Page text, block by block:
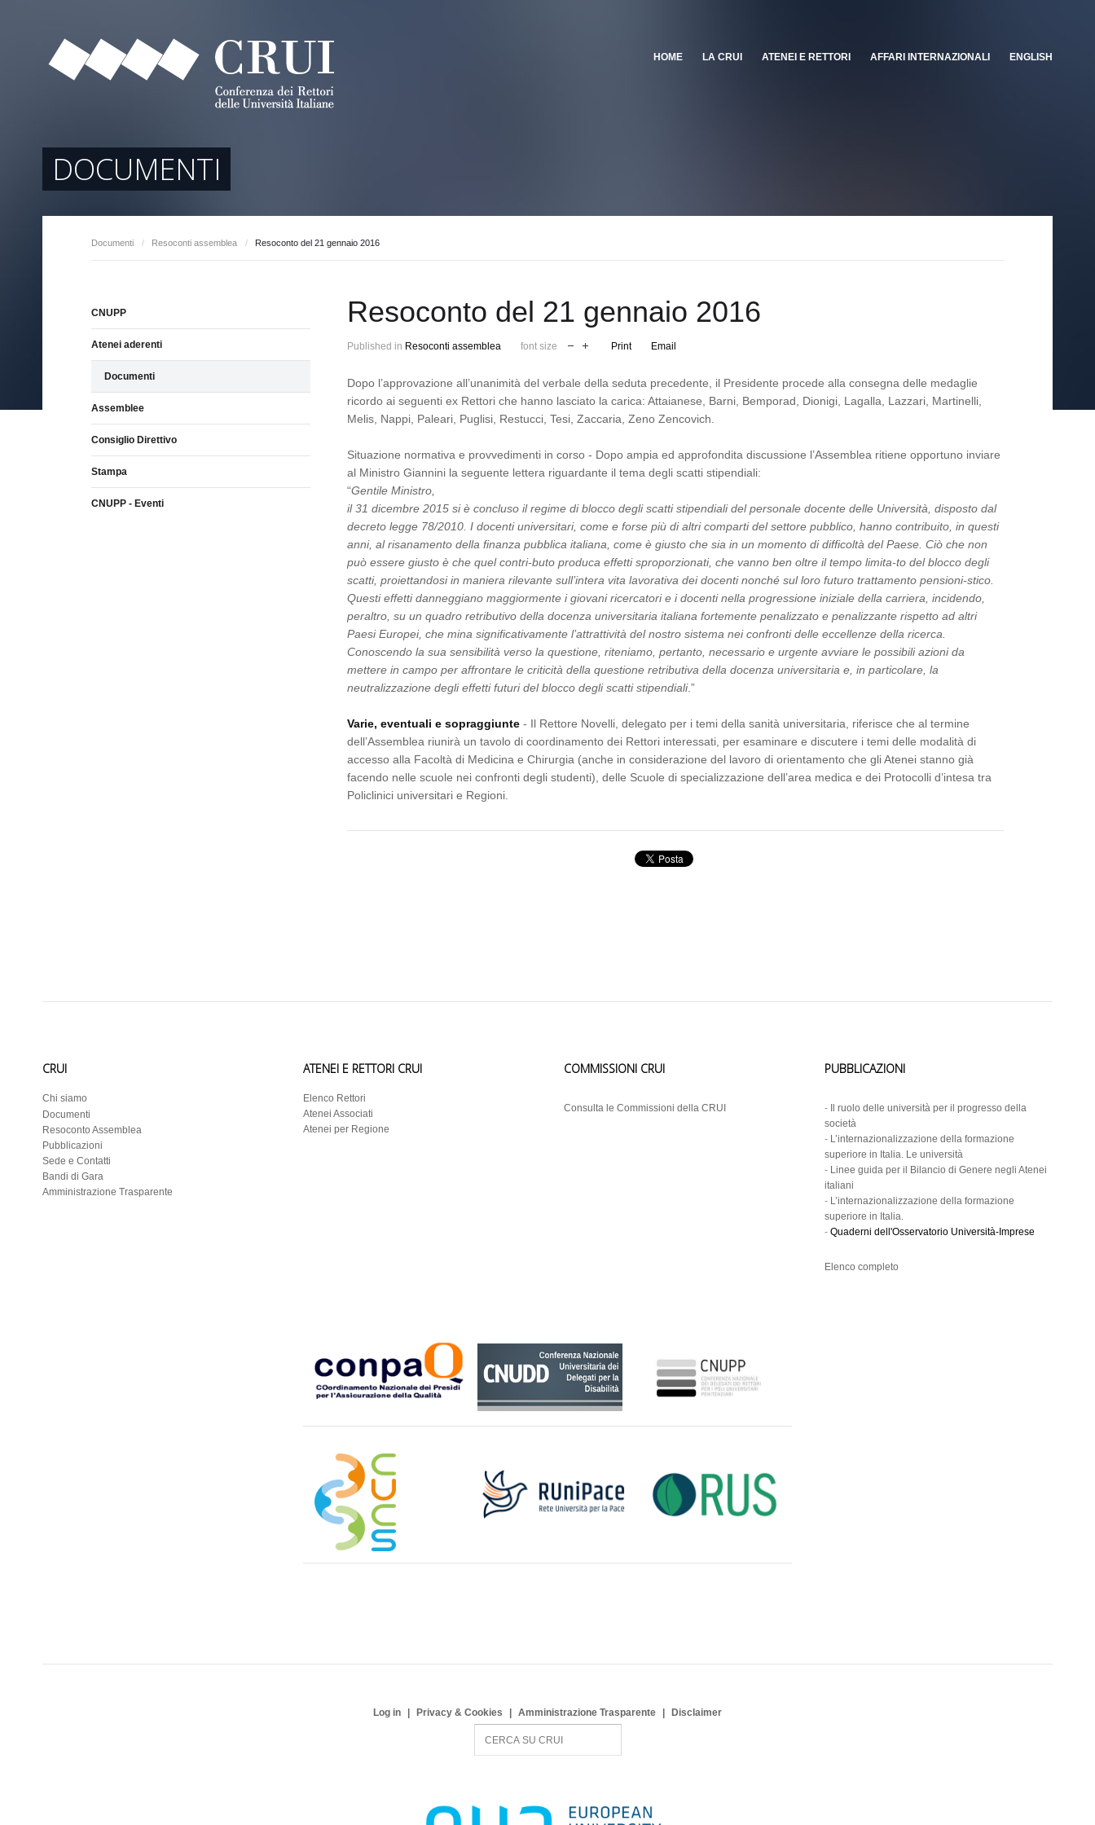
HOME LA CRUI ATENEI E RETTORI AFFARI INTERNAZIONALI ENGLISH
DOCUMENTI
Documenti / Resoconti assemblea / Resoconto del 21 gennaio 2016
Resoconto del 21 gennaio 2016
Published in Resoconti assemblea font size Print Email
Dopo l’approvazione all’unanimità del verbale della seduta precedente, il Presidente procede alla consegna delle medaglie
ricordo ai seguenti ex Rettori che hanno lasciato la carica: Attaianese, Barni, Bemporad, Dionigi, Lagalla, Lazzari, Martinelli,
Melis, Nappi, Paleari, Puglisi, Restucci, Tesi, Zaccaria, Zeno Zencovich.
Situazione normativa e provvedimenti in corso - Dopo ampia ed approfondita discussione l’Assemblea ritiene opportuno inviare
al Ministro Giannini la seguente lettera riguardante il tema degli scatti stipendiali:
“Gentile Ministro,
il 31 dicembre 2015 si è concluso il regime di blocco degli scatti stipendiali del personale docente delle Università, disposto dal
decreto legge 78/2010. I docenti universitari, come e forse più di altri comparti del settore pubblico, hanno contribuito, in questi
anni, al risanamento della finanza pubblica italiana, come è giusto che sia in un momento di difficoltà del Paese. Ciò che non
può essere giusto è che quel contri-buto produca effetti sproporzionati, che vanno ben oltre il tempo limita-to del blocco degli
scatti, proiettandosi in maniera rilevante sull’intera vita lavorativa dei docenti nonché sul loro futuro trattamento pensioni-stico.
Questi effetti danneggiano maggiormente i giovani ricercatori e i docenti nella progressione iniziale della carriera, incidendo,
peraltro, su un quadro retributivo della docenza universitaria italiana fortemente penalizzato e penalizzante rispetto ad altri
Paesi Europei, che mina significativamente l’attrattività del nostro sistema nei confronti delle eccellenze della ricerca.
Conoscendo la sua sensibilità verso la questione, riteniamo, pertanto, necessario e urgente avviare le possibili azioni da
mettere in campo per affrontare le criticità della questione retributiva della docenza universitaria e, in particolare, la
neutralizzazione degli effetti futuri del blocco degli scatti stipendiali.”
Varie, eventuali e sopraggiunte- Il Rettore Novelli, delegato per i temi della sanità universitaria, riferisce che al termine
dell’Assemblea riunirà un tavolo di coordinamento dei Rettori interessati, per esaminare e discutere i temi delle modalità di
accesso alla Facoltà di Medicina e Chirurgia (anche in considerazione del lavoro di orientamento che gli Atenei stanno già
facendo nelle scuole nei confronti degli studenti), delle Scuole di specializzazione dell’area medica e dei Protocolli d’intesa tra
Policlinici universitari e Regioni.
CNUPP
Atenei aderenti
Documenti
Assemblee
Consiglio Direttivo
Stampa
CNUPP - Eventi
CRUI
Chi siamo
Documenti
Resoconto Assemblea
Pubblicazioni
Sede e Contatti
Bandi di Gara
Amministrazione Trasparente
ATENEI E RETTORI CRUI
Elenco Rettori
Atenei Associati
Atenei per Regione
COMMISSIONI CRUI
Consulta le Commissioni della CRUI
PUBBLICAZIONI
-
Il ruolo delle università per il progresso della
società
- L’internazionalizzazione della formazione
superiore in Italia. Le università
- Linee guida per il Bilancio di Genere negli Atenei
italiani
- L’internazionalizzazione della formazione
superiore in Italia.
- Quaderni dell'Osservatorio Università-Imprese
Elenco completo
Log in Privacy & Cookies Amministrazione Trasparente Disclaimer